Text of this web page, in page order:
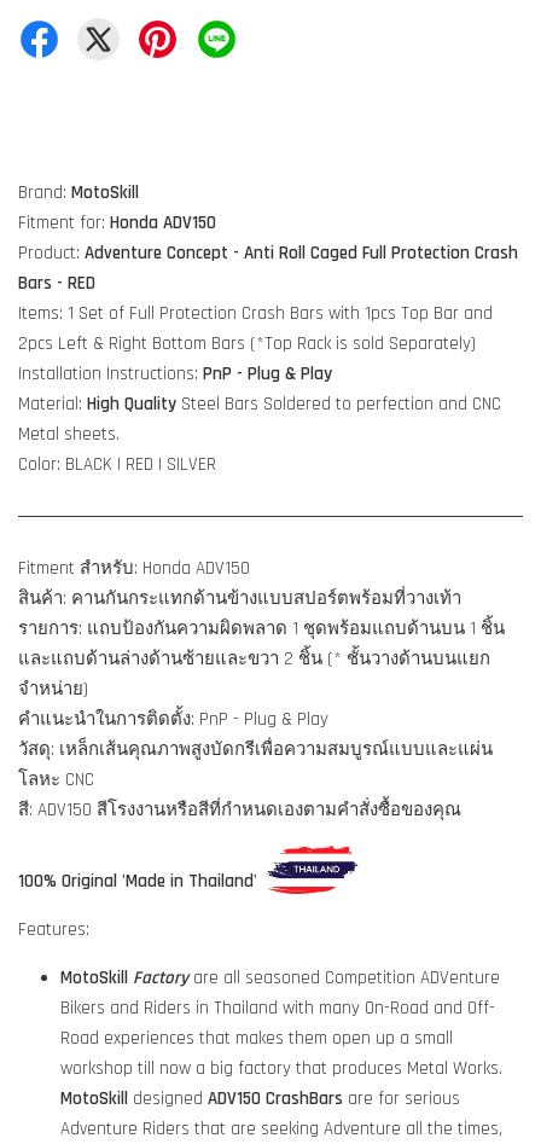
Brand: MotoSkill
Fitment for: Honda ADV150
Product: Adventure Concept - Anti Roll Caged Full Protection Crash
Bars - RED
Items: 1 Set of Full Protection Crash Bars with 1pcs Top Bar and
2pcs Left & Right Bottom Bars (*Top Rack is sold Separately)
Installation Instructions: PnP - Plug & Play
Material: High Quality Steel Bars Soldered to perfection and CNC
Metal sheets.
Color: BLACK | RED | SILVER
Fitment สำหรับ: Honda ADV150
สินค้า: คานกันกระแทกด้านข้างแบบสปอร์ตพร้อมที่วางเท้า
รายการ: แถบป้องกันความผิดพลาด 1 ชุดพร้อมแถบด้านบน 1 ชิ้น
และแถบด้านล่างด้านซ้ายและขวา 2 ชิ้น (* ชั้นวางด้านบนแยก
จำหน่าย)
คำแนะนำในการติดตั้ง: PnP - Plug & Play
วัสดุ: เหล็กเส้นคุณภาพสูงบัดกรีเพื่อความสมบูรณ์แบบและแผ่น
โลหะ CNC
สี: ADV150 สีโรงงานหรือสีที่กำหนดเองตามคำสั่งซื้อของคุณ
100% Original 'Made in Thailand'
Features:
MotoSkill Factoryare all seasoned Competition ADVenture
Bikers and Riders in Thailand with many On-Road and Off-
Road experiences that makes them open up a small
workshop till now a big factory that produces Metal Works.
MotoSkill designed ADV150 CrashBars are for serious
Adventure Riders that are seeking Adventure all the times,